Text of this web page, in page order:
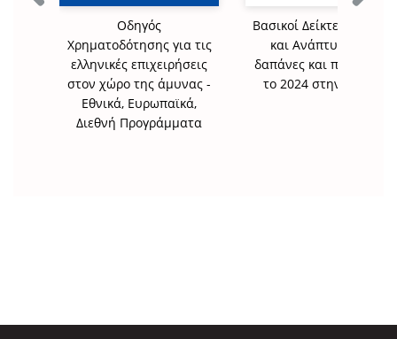
Οδηγός
Χρηματοδότησης για τις
ελληνικές επιχειρήσεις
στον χώρο της άμυνας -
Εθνικά, Ευρωπαϊκά,
Διεθνή Προγράμματα
Βασικοί Δείκτες
και Ανάπτυξης για
δαπάνες και προσωπικό
το 2024 στην Ελλάδα